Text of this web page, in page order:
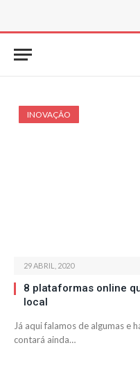
INOVAÇÃO
29 ABRIL, 2020
8 plataformas online
local
Já aqui falamos de algumas e
contará ainda…